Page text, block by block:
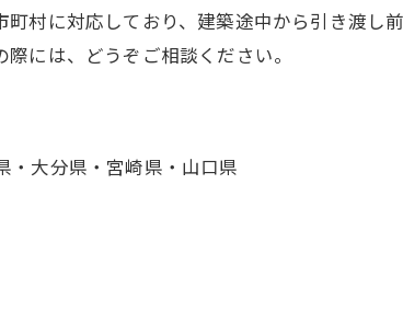
村に対応しており、建築途中から引き渡し
には、どうぞご相談ください。
・大分県・宮崎県・山口県